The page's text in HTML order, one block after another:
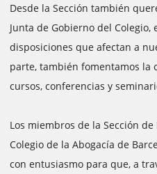
Desde la Sección también
Junta de Gobierno del Colegio,
disposiciones que afectan a
parte, también fomentamos la
cursos, conferencias y
Los miembros de la Sección
Colegio de la Abogacía de
con entusiasmo para que, a